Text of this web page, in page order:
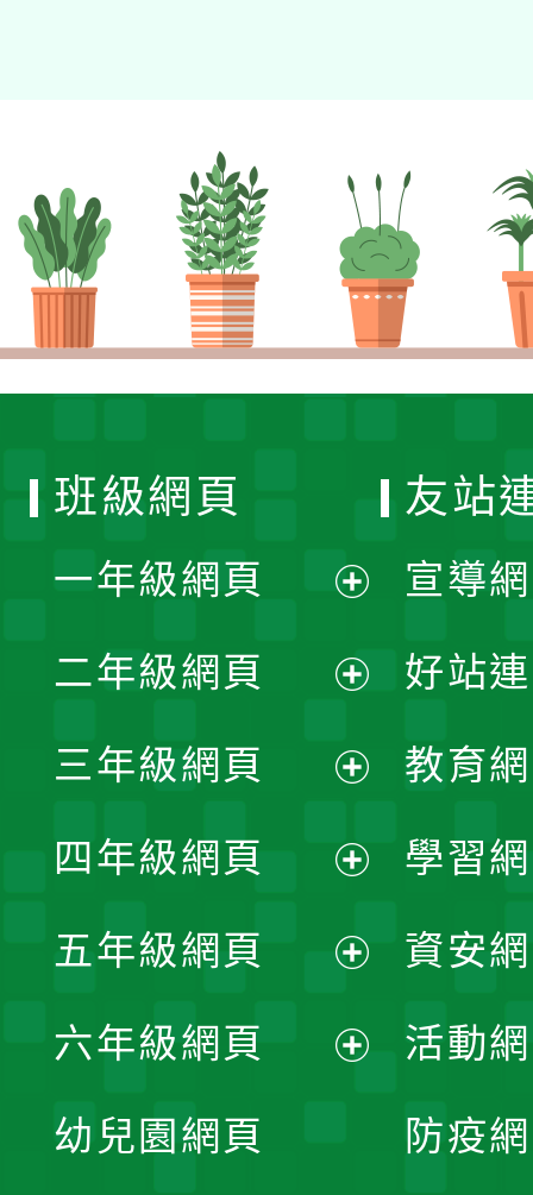
班級網頁
一年級網頁
開
選
單
二年級網頁
開
選
單
三年級網頁
開
選
單
四年級網頁
開
選
五年級網頁
開
六年級網頁
幼兒園網頁
友站
宣導
好站
教育
學習
資安
活動
防疫